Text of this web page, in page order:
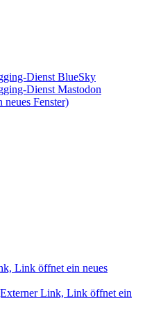
Dienst BlueSky
Dienst Mastodon
Fenster)
Link öffnet ein neues
Link, Link öffnet ein